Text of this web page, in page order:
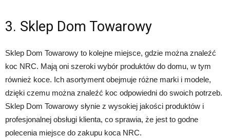
3. Sklep Dom Towarowy
Sklep Dom Towarowy to kolejne miejsce, gdzie można znaleźć
koc NRC. Mają oni szeroki wybór produktów do domu, w tym
również koce. Ich asortyment obejmuje różne marki i modele,
dzięki czemu można znaleźć koc odpowiedni do swoich potrzeb.
Sklep Dom Towarowy słynie z wysokiej jakości produktów i
profesjonalnej obsługi klienta, co sprawia, że jest to godne
polecenia miejsce do zakupu koca NRC.